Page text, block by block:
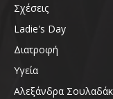
Σχέσεις
Ladie's Day
Διατροφή
Υγεία
Αλεξάνδρα